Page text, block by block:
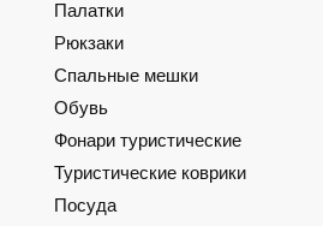
Палатки
Рюкзаки
Спальные мешки
Обувь
Фонари туристические
Туристические коврики
Посуда